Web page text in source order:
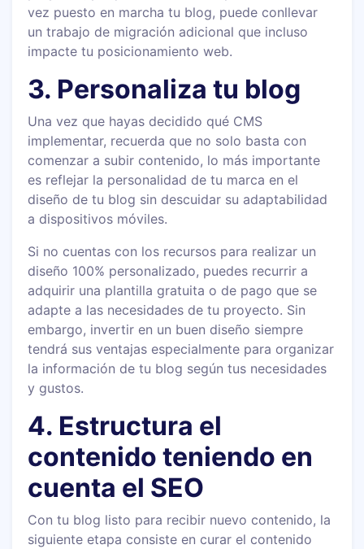
vez puesto en marcha tu blog, puede conllevar
un trabajo de migración adicional que incluso
impacte tu posicionamiento web.
3. Personaliza tu blog
Una vez que hayas decidido qué CMS
implementar, recuerda que no solo basta con
comenzar a subir contenido, lo más importante
es reflejar la personalidad de tu marca en el
diseño de tu blog sin descuidar su adaptabilidad
a dispositivos móviles.
Si no cuentas con los recursos para realizar un
diseño 100% personalizado, puedes recurrir a
adquirir una plantilla gratuita o de pago que se
adapte a las necesidades de tu proyecto. Sin
embargo, invertir en un buen diseño siempre
tendrá sus ventajas especialmente para organizar
la información de tu blog según tus necesidades
y gustos.
4. Estructura el
contenido teniendo en
cuenta el SEO
Con tu blog listo para recibir nuevo contenido, la
siguiente etapa consiste en curar el contenido